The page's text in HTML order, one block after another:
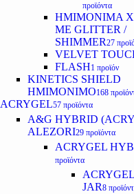
προϊόντα
ΗΜΙΜΟΝΙΜA
ΜΕ GLITTER /
SHIMMER27
VELVET
FLASH1 προϊόν
KINETICS SHIELD
ΗΜΙΜΟΝΙΜΟ168
ACRYGEL57 προϊόντα
A&G HYBRID
ALEZORI29 προϊόντα
ACRYGEL
προϊόντα
JAR8